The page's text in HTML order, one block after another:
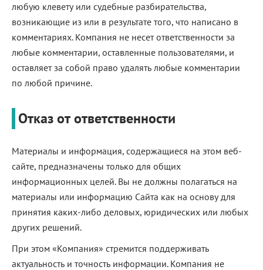
любую клевету или судебные разбирательства,
возникающие из или в результате того, что написано в
комментариях. Компания не несет ответственности за
любые комментарии, оставленные пользователями, и
оставляет за собой право удалять любые комментарии
по любой причине.
Отказ от ответственности
Материалы и информация, содержащиеся на этом веб-
сайте, предназначены только для общих
информационных целей. Вы не должны полагаться на
материалы или информацию Сайта как на основу для
принятия каких-либо деловых, юридических или любых
других решений.
При этом «Компания» стремится поддерживать
актуальность и точность информации. Компания не